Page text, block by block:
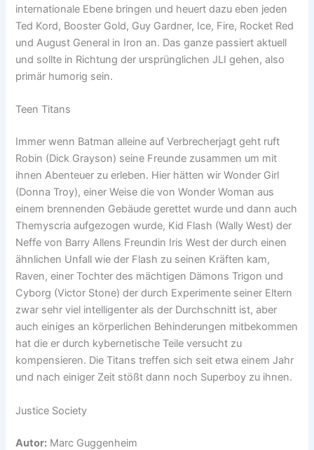
internationale Ebene bringen und heuert dazu eben jeden
Ted Kord, Booster Gold, Guy Gardner, Ice, Fire, Rocket Red
und August General in Iron an. Das ganze passiert aktuell
und sollte in Richtung der ursprünglichen JLI gehen, also
primär humorig sein.
Teen Titans
Immer wenn Batman alleine auf Verbrecherjagt geht ruft
Robin (Dick Grayson) seine Freunde zusammen um mit
ihnen Abenteuer zu erleben. Hier hätten wir Wonder Girl
(Donna Troy), einer Weise die von Wonder Woman aus
einem brennenden Gebäude gerettet wurde und dann auch
Themyscria aufgezogen wurde, Kid Flash (Wally West) der
Neffe von Barry Allens Freundin Iris West der durch einen
ähnlichen Unfall wie der Flash zu seinen Kräften kam,
Raven, einer Tochter des mächtigen Dämons Trigon und
Cyborg (Victor Stone) der durch Experimente seiner Eltern
zwar sehr viel intelligenter als der Durchschnitt ist, aber
auch einiges an körperlichen Behinderungen mitbekommen
hat die er durch kybernetische Teile versucht zu
kompensieren. Die Titans treffen sich seit etwa einem Jahr
und nach einiger Zeit stößt dann noch Superboy zu ihnen.
Justice Society
Autor: Marc Guggenheim